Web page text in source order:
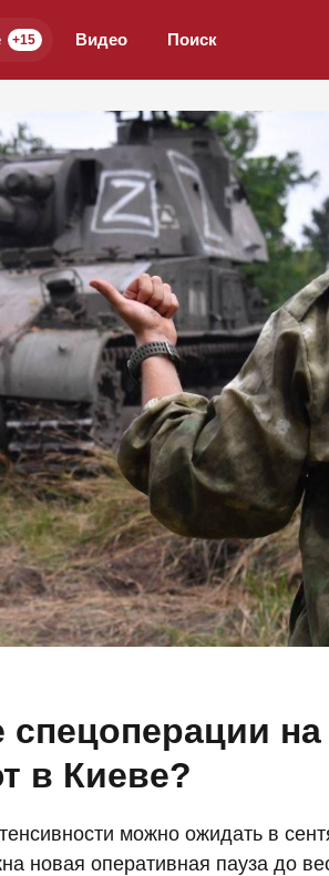
+15 Видео Поиск
на
в Киеве?
можно ожидать в
новая оперативная пауза до